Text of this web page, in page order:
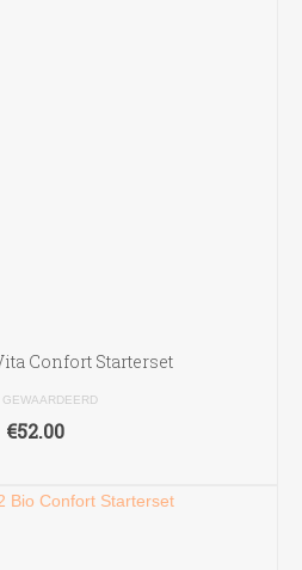
Confort Starterset
GEWAARDEERD
€52.00